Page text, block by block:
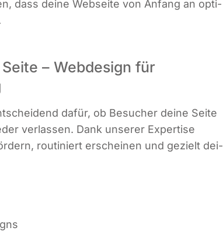
dass dei­ne Web­sei­te von Anfang an opti­
– Webdesign für
dafür, ob Besu­cher dei­ne Sei­te
ver­las­sen. Dank unse­rer Exper­ti­se
rou­ti­niert erschei­nen und gezielt dei­